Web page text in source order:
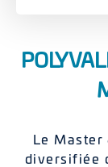
Le Master
diversifiée